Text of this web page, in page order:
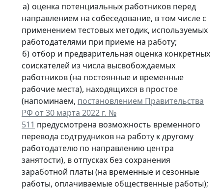
оценка потенциальных работников перед
направлением на собеседование, в том числе с
применением тестовых методик, используемых
работодателями при приеме на работу;
отбор и предварительная оценка конкретных
соискателей из числа высвобождаемых
работников (на постоянные и временные
рабочие места), находящихся в простое
(напоминаем, постановлением Правительства
РФ от 30 марта 2022 г. №
511 предусмотрена возможность временного
перевода содтрудников на работу к другому
работодателю по направлению центра
занятости), в отпусках без сохранения
заработной платы (на временные и сезонные
работы, оплачиваемые общественные работы);